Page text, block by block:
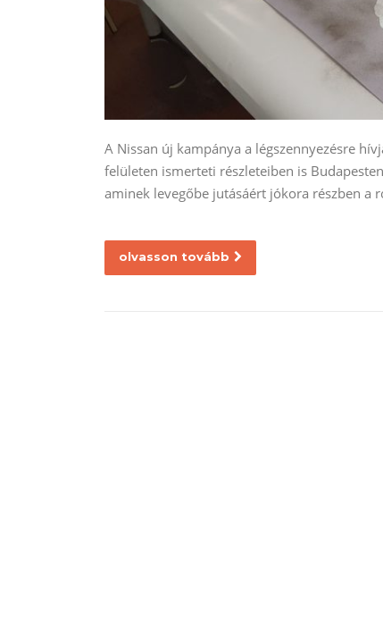
A Nissan új kampánya a légszennyezésre
felületen ismerteti részleteiben is
aminek levegőbe jutásáért jókora részben a
olvasson tovább